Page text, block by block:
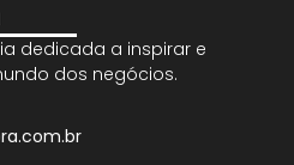
dedicada a inspirar e
dos negócios.